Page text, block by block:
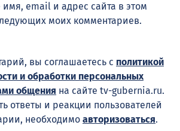
имя, email и адрес сайта в этом
моих комментариев.
вы соглашаетесь с политикой
и обработки персональных
общения на сайте tv-gubernia.ru.
ответы и реакции пользователей
необходимо авторизоваться.